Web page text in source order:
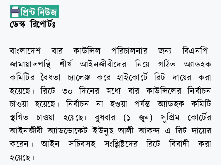
ডেস্ক রিপোর্টঃ
বাংলাদেশ বার কাউন্সিল পরিচালনার জন্য বিএনপি-
জামায়াতপন্থি শীর্ষ আইনজীবীদের নিয়ে গঠিত অ্যাডহক
কমিটির বৈধতা চ্যালেঞ্জ করে হাইকোর্টে রিট দায়ের করা
হয়েছে। রিটে ৩০ দিনের মধ্যে বার কাউন্সিলের নির্বাচন
চাওয়া হয়েছে। নির্বাচন না হওয়া পর্যন্ত অ্যাডহক কমিটি
স্থগিত চাওয়া হয়েছে। বুধবার (১ জুন) সুপ্রিম কোর্টের
আইনজীবী অ্যাডভোকেট ইউনুছ আলী আকন্দ এ রিট দায়ের
করেন। আইন সচিবসহ সংশ্লিষ্টদের রিটে বিবাদী করা
হয়েছে।